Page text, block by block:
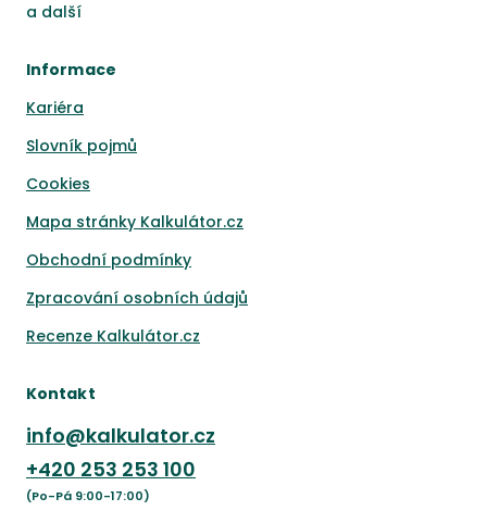
a další
Informace
Kariéra
Slovník pojmů
Cookies
Mapa stránky Kalkulátor.cz
Obchodní podmínky
Zpracování osobních údajů
Recenze Kalkulátor.cz
Kontakt
info@kalkulator.cz
+420 253 253 100
(Po-Pá 9:00-17:00)